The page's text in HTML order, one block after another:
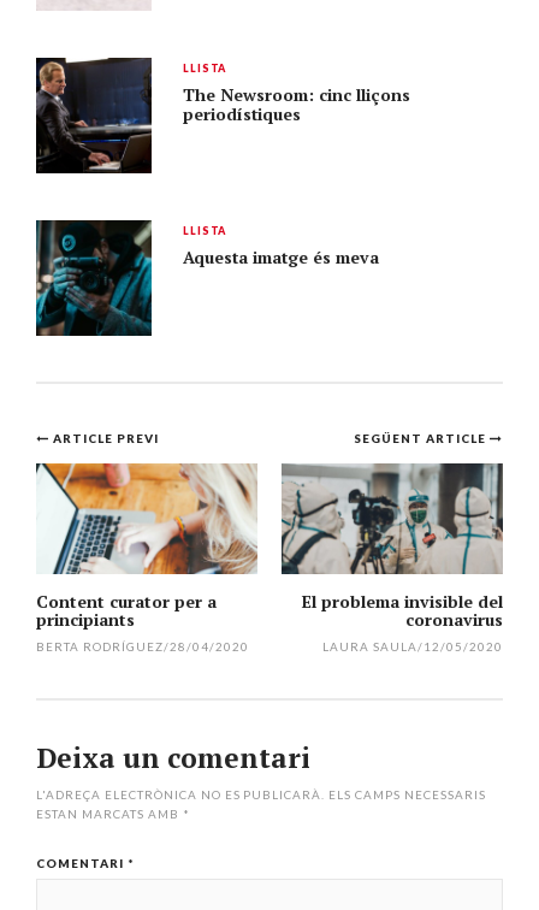
LLISTA
The Newsroom: cinc lliçons
periodístiques
LLISTA
Aquesta imatge és meva
Navegació
per
l'article
SEGÜENT ARTICLE
El problema invisible del
coronavirus
LAURA SAULA/12/05/2020
ARTICLE PREVI
Content curator per a
principiants
BERTA RODRÍGUEZ/28/04/2020
Deixa un comentari
L'ADREÇA ELECTRÒNICA NO ES PUBLICARÀ.
ELS CAMPS NECESSARIS
ESTAN MARCATS AMB *
COMENTARI *